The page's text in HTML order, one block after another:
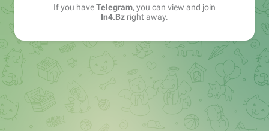
➖ https://t.me/in4news
If you haveTelegram, you can view and join
In4.Bz right away.